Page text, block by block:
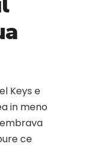
Keys e
in meno
ce